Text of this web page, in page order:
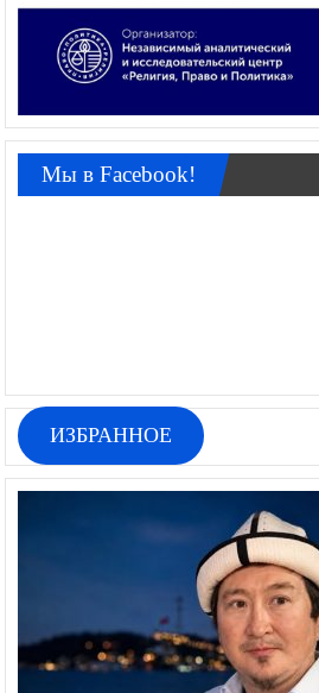
Мы в Facebook!
ИЗБРАННОЕ